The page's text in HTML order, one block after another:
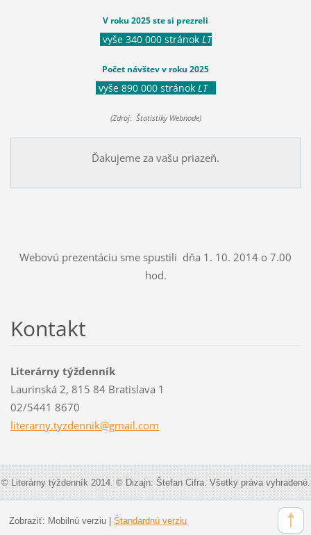
V roku 2025 ste si prezreli
vyše 340 000 stránok LT
Počet návštev v roku 2025
vyše 890 000 stránok LT
(Zdroj: Štatistiky Webnode)
Ďakujeme za vašu priazeň.
Webovú prezentáciu sme spustili dňa 1. 10. 2014 o 7.00
hod.
Kontakt
Literárny týždenník
Laurinská 2, 815 84 Bratislava 1
02/5441 8670
literarny.tyzdennik@gmail.com
© Literárny týždenník 2014. © Dizajn: Štefan Cifra. Všetky práva vyhradené.
Zobraziť: Mobilnú verziu| Štandardnú verziu